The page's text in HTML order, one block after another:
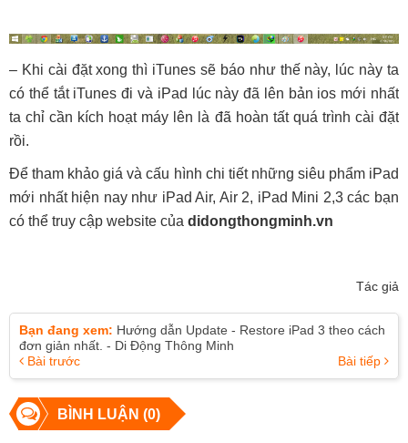
– Khi cài đặt xong thì iTunes sẽ báo như thế này, lúc này ta
có thể tắt iTunes đi và iPad lúc này đã lên bản ios mới nhất
ta chỉ cần kích hoạt máy lên là đã hoàn tất quá trình cài đặt
rồi.
Để tham khảo giá và cấu hình chi tiết những siêu phẩm iPad
mới nhất hiện nay như iPad Air, Air 2, iPad Mini 2,3 các bạn
có thể truy cập website của didongthongminh.vn
Tác giả
Bạn đang xem: Hướng dẫn Update - Restore iPad 3 theo cách
đơn giản nhất. - Di Động Thông Minh
Bài trước
Bài tiếp
BÌNH LUẬN (0)